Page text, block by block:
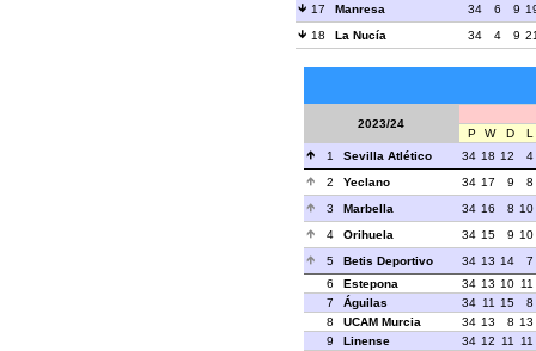
17
Manresa 34 6 9
18
La Nucía 34 4 9
2023/24
P W D
L
1
Sevilla Atlético 34 18 12
4
2
Yeclano 34 17 9
8
3
Marbella 34 16 8 10
4
Orihuela 34 15 9 10
5
Betis Deportivo 34 13 14
7
6
Estepona 34 13 10 11
7
Águilas 34 11 15
8
8
UCAM Murcia 34 13 8 13
9
Linense 34 12 11
11